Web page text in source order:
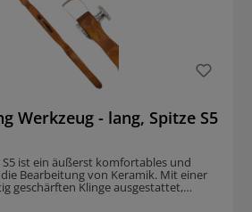
Werkzeug - lang, Spitze S5
S5 ist ein äußerst komfortables und
Bearbeitung von Keramik. Mit einer
geschärften Klinge ausgestattet,
Werkzeuge für die Bedienung. Es